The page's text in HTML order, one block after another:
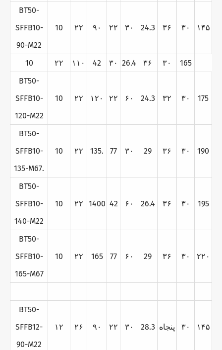
BT50-
SFFB10-
90-M22
10 ۲۲ ۹۰ ۲۲ ۳۰ 24.3 ۳۶ ۳۰ ۱۴۵
10 ۲۲ ۱۱۰ 42 ۳۰ 26.4 ۳۶ ۳۰
165
BT50-
SFFB10-
120-M22
10 ۲۲ ۱۲۰ ۲۲ ۶۰ 24.3 ۳۲ ۳۰ 175
BT50-
SFFB10-
135-M67.
10 ۲۲ 135. 77 ۳۰ 29 ۳۶ ۳۰ 190
BT50-
SFFB10-
140-M22
10 ۲۲ 1400 42 ۶۰ 26.4 ۳۶ ۳۰ 195
BT50-
SFFB10-
165-M67
10 ۲۲ 165 77 ۶۰ 29 ۳۶ ۳۰ ۲۲۰
BT50-
SFFB12-
90-M22
۱۲ ۲۶ ۹۰ ۲۲ ۳۰ 28.3 پنجاه ۳۰ ۱۴۵